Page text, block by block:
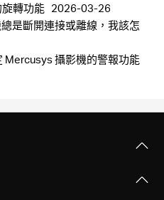
轉功能 2026-03-26
是斷開連接或離線，我該怎
Mercusys 攝影機的警報功能